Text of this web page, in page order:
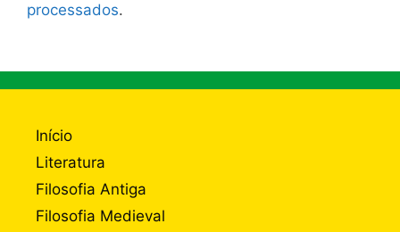
processados.
Início
Literatura
Filosofia Antiga
Filosofia Medieval